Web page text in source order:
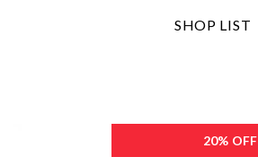
SHOP LIST
20% OFF